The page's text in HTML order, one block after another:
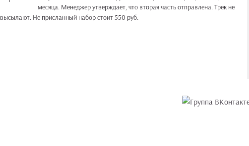
месяца. Менеджер утверждает, что вторая часть отправлена. Трек не
высылают. Не присланный набор стоит 550 руб.